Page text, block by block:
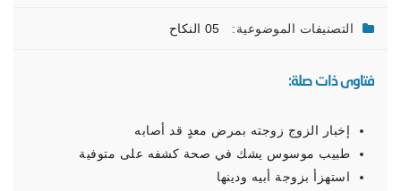
التصنيفات الموضوعية: 05 النكاح
فتاوى ذات صلة:
إخبار الزوج زوجته بمرض معدٍ قد أصابه
طبيب موسوس يشك في صحة كشفه على متوفية
استهزأ بزوجة أبيه ودينها